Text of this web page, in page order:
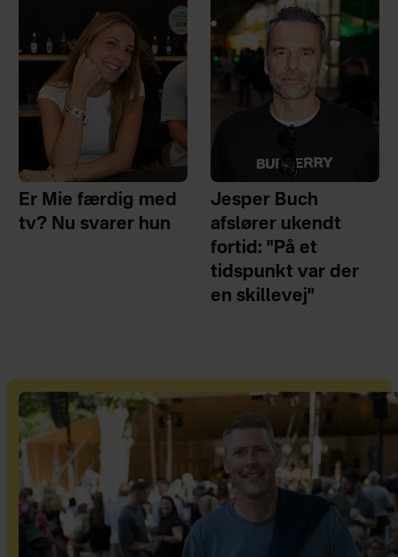
Er Mie færdig med
tv? Nu svarer hun
Jesper Buch
afslører ukendt
fortid: "På et
tidspunkt var der
en skillevej"